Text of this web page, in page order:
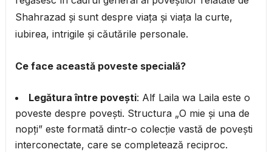
Shahrazad și sunt despre viața și viața la curte,
iubirea, intrigile și căutările personale.
Ce face această poveste specială?
Legătura între povești: Alf Laila wa Laila este o
poveste despre povești. Structura „O mie și una de
nopți” este formată dintr-o colecție vastă de povești
interconectate, care se completează reciproc.